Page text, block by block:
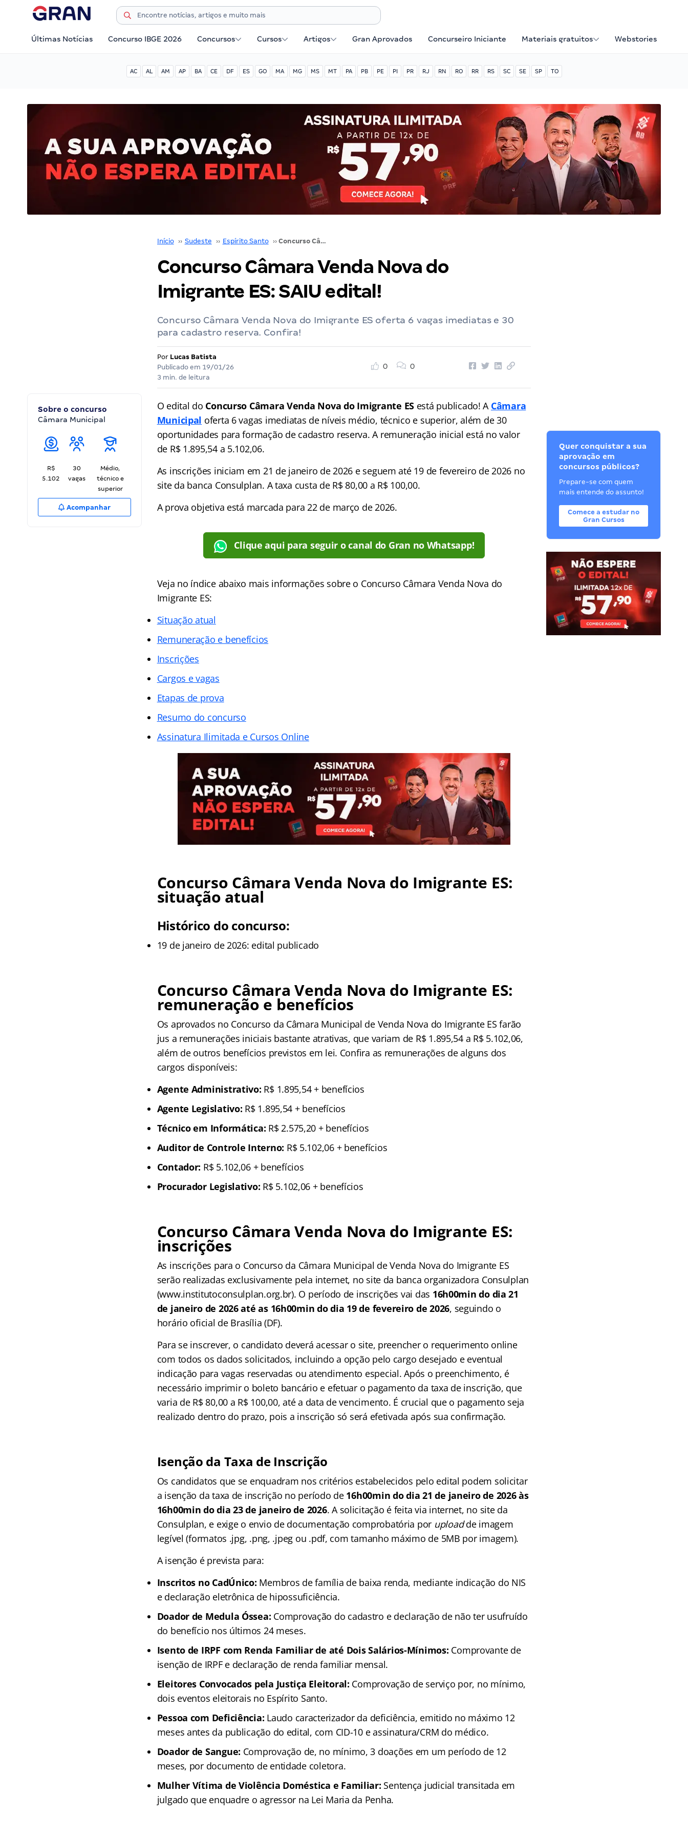
Últimas Notícias Concurso IBGE 2026 Concursos Cursos Artigos Gran Aprovados Concurseiro Iniciante Materiais gratuitos Webstories
AC AL AM AP BA CE DF ES GO MA MG MS MT PA PB PE PI PR RJ RN RO RR RS SC SE SP TO
Início ›› Sudeste ›› Espírito Santo ›› Concurso Câmara Venda Nova do Imigrante ES: SAIU edital!
Concurso Câmara Venda Nova do
Imigrante ES: SAIU edital!
Concurso Câmara Venda Nova do Imigrante ES oferta 6 vagas imediatas e 30
para cadastro reserva. Confira!
Por Lucas Batista
Publicado em 19/01/26
3 min. de leitura
0 0
Sobre o concurso
Câmara Municipal
R$
5.102
30
vagas
Médio,
técnico e
superior
Acompanhar
O edital do Concurso Câmara Venda Nova do Imigrante ES está publicado! A Câmara
Municipal oferta 6 vagas imediatas de níveis médio, técnico e superior, além de 30
oportunidades para formação de cadastro reserva. A remuneração inicial está no valor
de R$ 1.895,54 a 5.102,06.
As inscrições iniciam em 21 de janeiro de 2026 e seguem até 19 de fevereiro de 2026 no
site da banca Consulplan. A taxa custa de R$ 80,00 a R$ 100,00.
A prova objetiva está marcada para 22 de março de 2026.
Clique aqui para seguir o canal do Gran no Whatsapp!
Veja no índiceabaixo mais informações sobre o Concurso Câmara Venda Nova do
Imigrante ES:
Situação atual
Remuneração e benefícios
Inscrições
Cargos e vagas
Etapas de prova
Resumo do concurso
Assinatura Ilimitada e Cursos Online
Concurso Câmara Venda Nova do Imigrante ES:
situação atual
Histórico do concurso:
19 de janeiro de 2026: edital publicado
Concurso Câmara Venda Nova do Imigrante ES:
remuneração e benefícios
Os aprovados no Concurso da Câmara Municipal de Venda Nova do Imigrante ES farão
jus a remunerações iniciais bastante atrativas, que variam de R$ 1.895,54 a R$ 5.102,06,
além de outros benefícios previstos em lei. Confira as remunerações de alguns dos
cargos disponíveis:
Agente Administrativo: R$ 1.895,54 + benefícios
Agente Legislativo: R$ 1.895,54 + benefícios
Técnico em Informática: R$ 2.575,20 + benefícios
Auditor de Controle Interno: R$ 5.102,06 + benefícios
Contador: R$ 5.102,06 + benefícios
Procurador Legislativo: R$ 5.102,06 + benefícios
Concurso Câmara Venda Nova do Imigrante ES:
inscrições
As inscrições para o Concurso da Câmara Municipal de Venda Nova do Imigrante ES
serão realizadas exclusivamente pela internet, no site da banca organizadora Consulplan
(www.institutoconsulplan.org.br). O período de inscrições vai das 16h00min do dia 21
de janeiro de 2026 até as 16h00min do dia 19 de fevereiro de 2026, seguindo o
horário oficial de Brasília (DF).
Para se inscrever, o candidato deverá acessar o site, preencher o requerimento online
com todos os dados solicitados, incluindo a opção pelo cargo desejado e eventual
indicação para vagas reservadas ou atendimento especial. Após o preenchimento, é
necessário imprimir o boleto bancário e efetuar o pagamento da taxa de inscrição, que
varia de R$ 80,00 a R$ 100,00, até a data de vencimento. É crucial que o pagamento seja
realizado dentro do prazo, pois a inscrição só será efetivada após sua confirmação.
Isenção da Taxa de Inscrição
Os candidatos que se enquadram nos critérios estabelecidos pelo edital podem solicitar
a isenção da taxa de inscrição no período de 16h00min do dia 21 de janeiro de 2026 às
16h00min do dia 23 de janeiro de 2026. A solicitação é feita via internet, no site da
Consulplan, e exige o envio de documentação comprobatória por uploadde imagem
legível (formatos .jpg, .png, .jpeg ou .pdf, com tamanho máximo de 5MB por imagem).
A isenção é prevista para:
Inscritos no CadÚnico: Membros de família de baixa renda, mediante indicação do NIS
e declaração eletrônica de hipossuficiência.
Doador de Medula Óssea: Comprovação do cadastro e declaração de não ter usufruído
do benefício nos últimos 24 meses.
Isento de IRPF com Renda Familiar de até Dois Salários-Mínimos: Comprovante de
isenção de IRPF e declaração de renda familiar mensal.
Eleitores Convocados pela Justiça Eleitoral: Comprovação de serviço por, no mínimo,
dois eventos eleitorais no Espírito Santo.
Pessoa com Deficiência: Laudo caracterizador da deficiência, emitido no máximo 12
meses antes da publicação do edital, com CID-10 e assinatura/CRM do médico.
Doador de Sangue: Comprovação de, no mínimo, 3 doações em um período de 12
meses, por documento de entidade coletora.
Mulher Vítima de Violência Doméstica e Familiar: Sentença judicial transitada em
julgado que enquadre o agressor na Lei Maria da Penha.
Quer conquistar a sua
aprovação em
concursos públicos?
Prepare-se com quem
mais entende do assunto!
Comece a estudar no
Gran Cursos